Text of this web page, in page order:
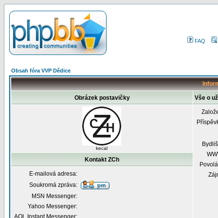
FAQ
Obsah fóra VVP Dědice
Obrázek postavičky Vše o
kecal
Kontakt ZCh
E-mailová adresa:
Soukromá zpráva:
MSN Messenger:
Yahoo Messenger:
AOL Instant Messenger: